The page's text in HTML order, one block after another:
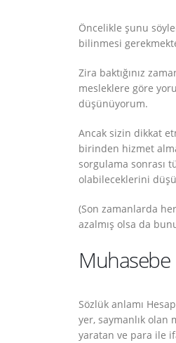
Öncelikle şunu
bilinmesi
Zira baktığınız
mesleklere göre
düşünüyorum.
Ancak sizin dikkat
birinden hizmet
sorgulama sonrası
olabileceklerini
(Son zamanlarda
azalmış olsa da
Muhasebe
Sözlük anlamı
yer, saymanlık olan
yaratan ve para ile